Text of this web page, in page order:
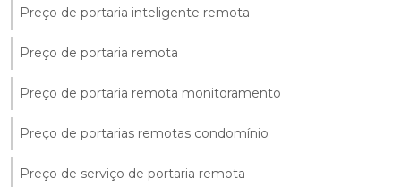
Preço de portaria inteligente remota
Preço de portaria remota
Preço de portaria remota monitoramento
Preço de portarias remotas condomínio
Preço de serviço de portaria remota